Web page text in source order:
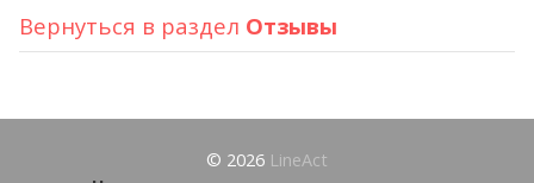
Вернуться в раздел Отзывы
© 2026 LineAct